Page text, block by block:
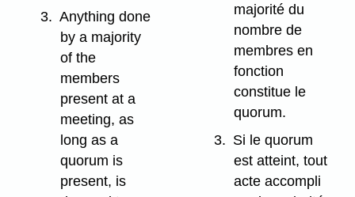
3. Anything done
by a majority
of the
members
present at a
meeting, as
long as a
quorum is
present, is
majorité du
nombre de
membres en
fonction
constitue le
quorum.
3. Si le quorum
est atteint, tout
acte accompli